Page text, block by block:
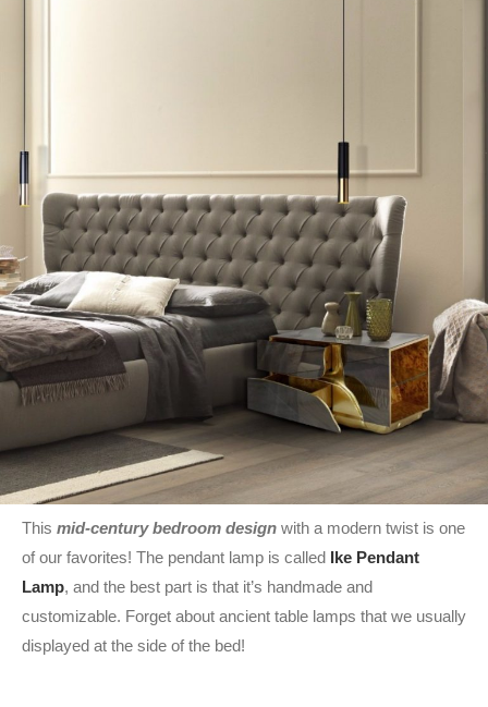
This mid-century bedroom design with a modern twist is one
of our favorites! The pendant lamp is called Ike Pendant
Lamp, and the best part is that it’s handmade and
customizable. Forget about ancient table lamps that we usually
displayed at the side of the bed!